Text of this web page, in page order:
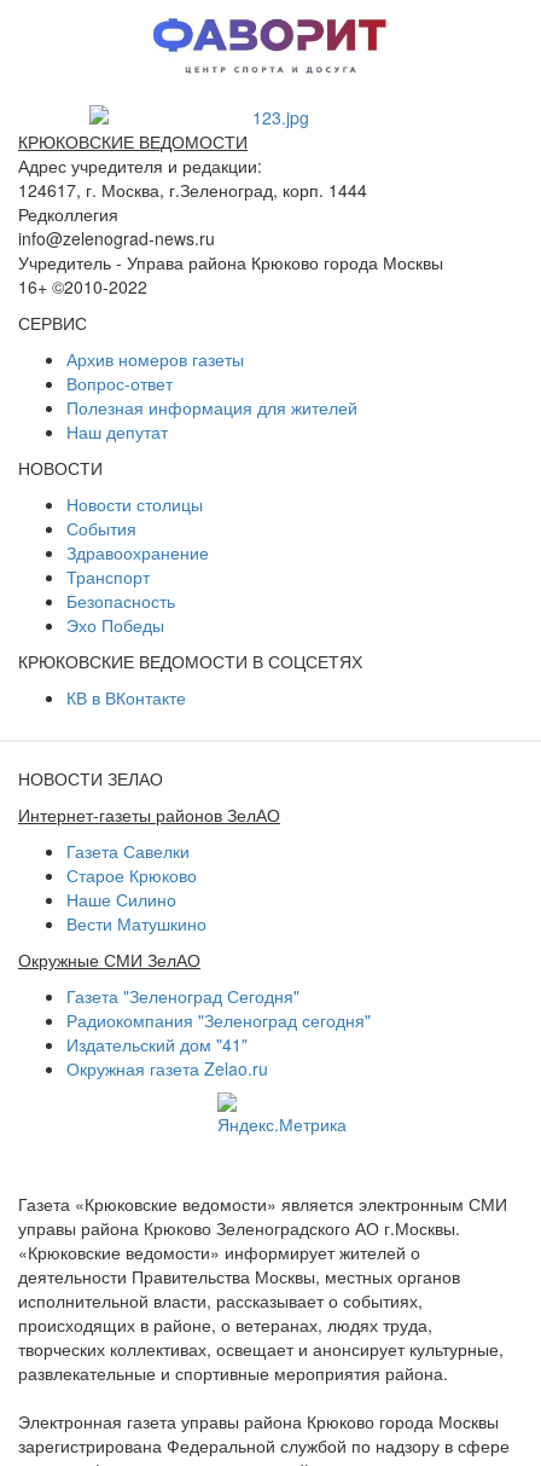
КРЮКОВСКИЕ ВЕДОМОСТИ
Адрес учредителя и редакции:
124617, г. Москва, г.Зеленоград, корп. 1444
Редколлегия
info@zelenograd-news.ru
Учредитель - Управа района Крюково города Москвы
16+ ©2010-2022
СЕРВИС
Архив номеров газеты
Вопрос-ответ
Полезная информация для жителей
Наш депутат
НОВОСТИ
Новости столицы
События
Здравоохранение
Транспорт
Безопасность
Эхо Победы
КРЮКОВСКИЕ ВЕДОМОСТИ В СОЦСЕТЯХ
КВ в ВКонтакте
НОВОСТИ ЗЕЛАО
Интернет-газеты районов ЗелАО
Газета Савелки
Старое Крюково
Наше Силино
Вести Матушкино
Окружные СМИ ЗелАО
Газета "Зеленоград Сегодня"
Радиокомпания "Зеленоград сегодня"
Издательский дом "41"
Окружная газета Zelao.ru
Газета «Крюковские ведомости» является электронным СМИ
управы района Крюково Зеленоградского АО г.Москвы.
«Крюковские ведомости» информирует жителей о
деятельности Правительства Москвы, местных органов
исполнительной власти, рассказывает о событиях,
происходящих в районе, о ветеранах, людях труда,
творческих коллективах, освещает и анонсирует культурные,
развлекательные и спортивные мероприятия района.
Электронная газета управы района Крюково города Москвы
зарегистрирована Федеральной службой по надзору в сфере